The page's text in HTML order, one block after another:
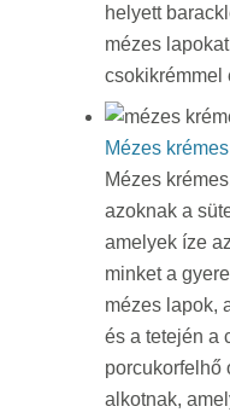
helyett
mézes
csokikrémmel
Mézes krémes
Mézes
azoknak a
amelyek íze
minket a
mézes lapok,
és a tetején a
porcukorfelhő
alkotnak,